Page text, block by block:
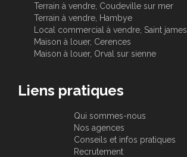
Terrain à vendre, Coudeville sur mer
Terrain à vendre, Hambye
Local commercial à vendre, Saint james
Maison à louer, Cerences
Maison à louer, Orval sur sienne
Liens pratiques
Qui sommes-nous
Nos agences
Conseils et infos pratiques
Recrutement